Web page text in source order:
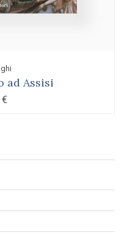
ad Assisi
€